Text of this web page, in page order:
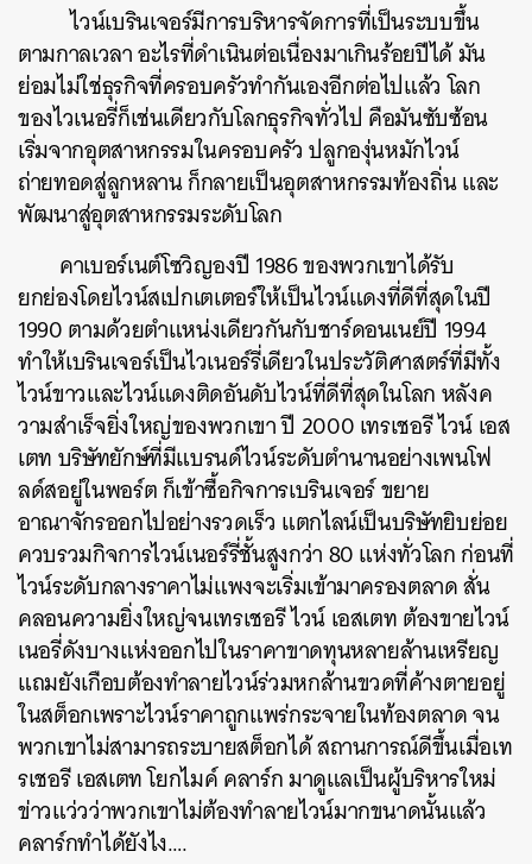
ไวน์เบรินเจอร์มีการบริหารจัดการที่เป็นระบบขึ้น
ตามกาลเวลา อะไรที่ดำเนินต่อเนื่องมาเกินร้อยปีได้ มัน
ย่อมไม่ใช่ธุรกิจที่ครอบครัวทำกันเองอีกต่อไปแล้ว โลก
ของไวเนอรี่ก็เช่นเดียวกับโลกธุรกิจทั่วไป คือมันซับซ้อน
เริ่มจากอุตสาหกรรมในครอบครัว ปลูกองุ่นหมักไวน์
ถ่ายทอดสู่ลูกหลาน ก็กลายเป็นอุตสาหกรรมท้องถิ่น และ
พัฒนาสู่อุตสาหกรรมระดับโลก
คาเบอร์เนต์โซวิญองปี 1986 ของพวกเขาได้รับ
ยกย่องโดยไวน์สเปกเตเตอร์ให้เป็นไวน์แดงที่ดีที่สุดในปี
1990 ตามด้วยตำแหน่งเดียวกันกับชาร์ดอนเนย์ปี 1994
ทำให้เบรินเจอร์เป็นไวเนอร์รี่เดียวในประวัติศาสตร์ที่มีทั้ง
ไวน์ขาวและไวน์แดงติดอันดับไวน์ที่ดีที่สุดในโลก หลังค
วามสำเร็จยิ่งใหญ่ของพวกเขา ปี 2000 เทรเชอรี ไวน์ เอส
เตท บริษัทยักษ์ที่มีแบรนด์ไวน์ระดับตำนานอย่างเพนโฟ
ลด์สอยู่ในพอร์ต ก็เข้าซื้อกิจการเบรินเจอร์ ขยาย
อาณาจักรออกไปอย่างรวดเร็ว แตกไลน์เป็นบริษัทยิบย่อย
ควบรวมกิจการไวน์เนอร์รี่ชั้นสูงกว่า 80 แห่งทั่วโลก ก่อนที่
ไวน์ระดับกลางราคาไม่แพงจะเริ่มเข้ามาครองตลาด สั่น
คลอนความยิ่งใหญ่จนเทรเชอรี ไวน์ เอสเตท ต้องขายไวน์
เนอรี่ดังบางแห่งออกไปในราคาขาดทุนหลายล้านเหรียญ
แถมยังเกือบต้องทำลายไวน์ร่วมหกล้านขวดที่ค้างตายอยู่
ในสต็อกเพราะไวน์ราคาถูกแพร่กระจายในท้องตลาด จน
พวกเขาไม่สามารถระบายสต็อกได้ สถานการณ์ดีขึ้นเมื่อเท
รเชอรี เอสเตท โยกไมค์ คลาร์ก มาดูแลเป็นผู้บริหารใหม่
ข่าวแว่วว่าพวกเขาไม่ต้องทำลายไวน์มากขนาดนั้นแล้ว
คลาร์กทำได้ยังไง….